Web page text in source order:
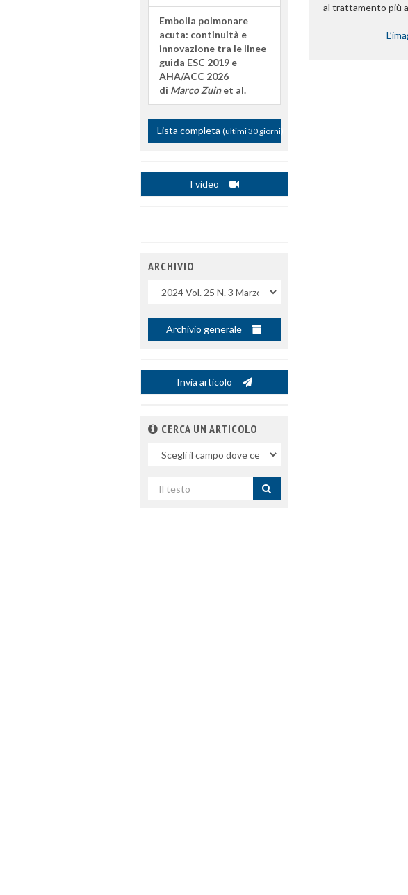
al trattamento più
Embolia polmonare
acuta: continuità e
innovazione tra le linee
guida ESC 2019 e
AHA/ACC 2026
di Marco Zuinet al.
Lista completa (ultimi 30 giorni)
I video
ARCHIVIO
Archivio generale
Invia articolo
CERCA UN ARTICOLO
campo
per